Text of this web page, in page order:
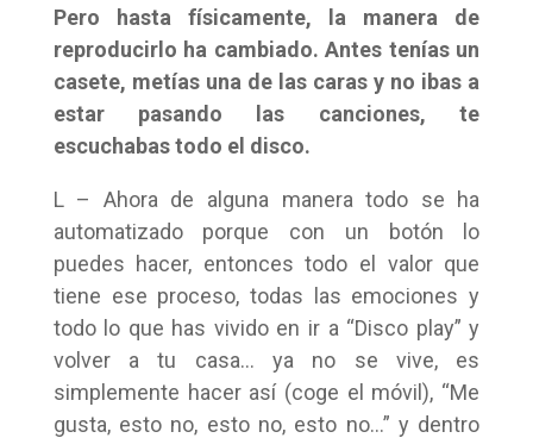
Pero hasta físicamente, la manera de
reproducirlo ha cambiado. Antes tenías un
casete, metías una de las caras y no ibas a
estar pasando las canciones, te
escuchabas todo el disco.
L – Ahora de alguna manera todo se ha
automatizado porque con un botón lo
puedes hacer, entonces todo el valor que
tiene ese proceso, todas las emociones y
todo lo que has vivido en ir a “Disco play” y
volver a tu casa… ya no se vive, es
simplemente hacer así (coge el móvil), “Me
gusta, esto no, esto no, esto no…” y dentro